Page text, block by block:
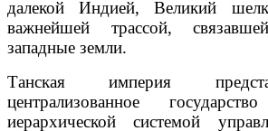
далекой Индией, Великий
важнейшей трассой,
западные земли.
Танская империя
централизованное
иерархической системой